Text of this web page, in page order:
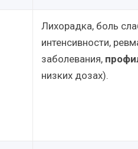
Лихорадка, боль
интенсивности,
заболевания,
низких дозах).